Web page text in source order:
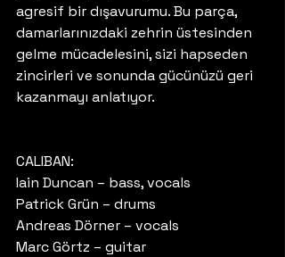
agresif bir dışavurumu. Bu parça,
damarlarınızdaki zehrin üstesinden
gelme mücadelesini, sizi hapseden
zincirleri ve sonunda gücünüzü geri
kazanmayı anlatıyor.
CALIBAN:
Iain Duncan – bass, vocals
Patrick Grün – drums
Andreas Dörner – vocals
Marc Görtz – guitar